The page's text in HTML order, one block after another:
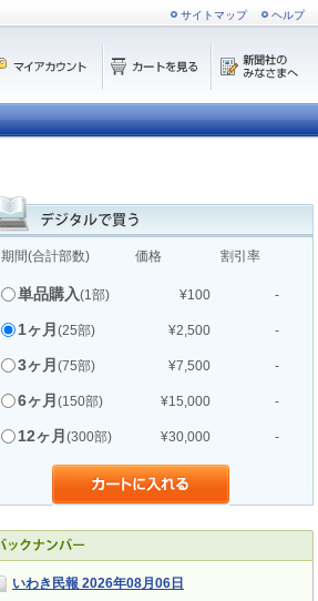
サイトマップ ヘルプ
期間(合計部数) 価格 割引率
単品購入(1部) ¥100 -
1ヶ月 (25部) ¥2,500 -
3ヶ月 (75部) ¥7,500 -
6ヶ月 (150部) ¥15,000 -
12ヶ月 (300部) ¥30,000 -
いわき民報 2026年08月06日